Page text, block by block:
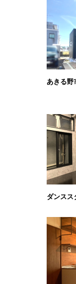
あきる野
ダンスス